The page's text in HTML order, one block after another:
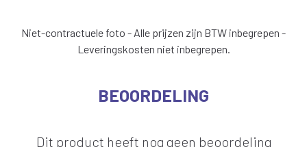
Niet-contractuele foto - Alle prijzen zijn BTW inbegrepen -
Leveringskosten niet inbegrepen.
BEOORDELING
Dit product heeft nog geen beoordeling